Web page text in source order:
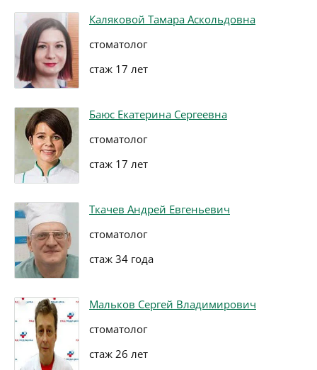
Каляковой Тамара Аскольдовна
стоматолог
стаж 17 лет
Баюс Екатерина Сергеевна
стоматолог
стаж 17 лет
Ткачев Андрей Евгеньевич
стоматолог
стаж 34 года
Мальков Сергей Владимирович
стоматолог
стаж 26 лет